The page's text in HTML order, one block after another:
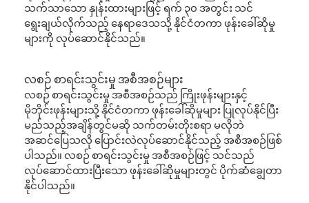
သက်သာသော နှုန်းထားများဖြင့် ရက် ၃၀ အတွင်း သင်
ရွေးချယ်လိုက်သည့် နေရာဒေသသို့ နိုင်ငံတကာ ဖုန်းခေါ်ဆိုမှု
များကို လုပ်ဆောင်နိုင်သည်။
လစဉ် စာရင်းသွင်းမှု အစီအစဉ်များ
လစဉ် စာရင်းသွင်းမှု အစီအစဉ်သည် ကြိုးဖုန်းများနှင့်
မိုဘိုင်းဖုန်းများသို့ နိုင်ငံတကာ ဖုန်းခေါ်ဆိုမှုများ ပြုလုပ်နိုင်ပြီး
မည်သည့်အချိန်တွင်မဆို သက်တမ်းတိုးစရာ မလိုဘဲ
အဆင်ပြေသလို ပြောင်းလဲလုပ်ဆောင်နိုင်သည့် အစီအစဉ်ဖြစ်
ပါသည်။ လစဉ် စာရင်းသွင်းမှု အစီအစဉ်ဖြင့် သင်သည်
လုပ်ဆောင်ထားပြီးသော ဖုန်းခေါ်ဆိုမှုများတွင် ပိုက်ဆံချွေတာ
နိုင်ပါသည်။